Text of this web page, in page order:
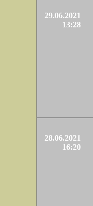
29.06.2021
13:28
28.06.2021
16:20